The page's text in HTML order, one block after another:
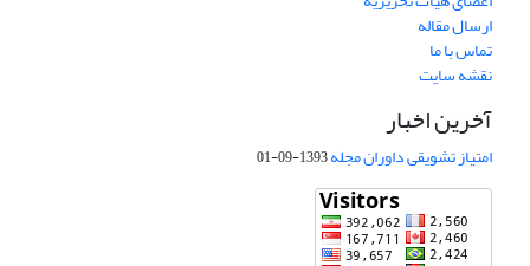
ارسال مقاله
تماس با ما
نقشه سایت
آخرین اخبار
امتیاز تشویقی داوران مجله1393-09-01